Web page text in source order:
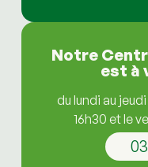
Notre
est à
du lundi au
16h30 et le